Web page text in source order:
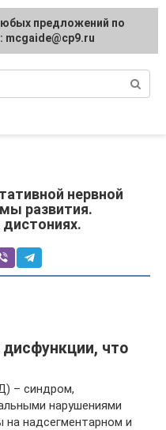
нервной
развития.
что
– синдром,
нарушениями
на надсегментарном и
предложений по
mcgaide@cp9.ru